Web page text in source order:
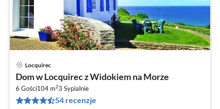
Locquirec
Dom w Locquirec z Widokiem na Morze
6 Gości104 m23 Sypialnie
54 recenzje